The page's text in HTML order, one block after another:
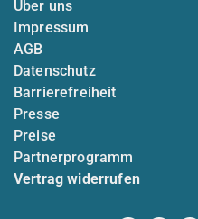
Über uns
Impressum
AGB
Datenschutz
Barrierefreiheit
Presse
Preise
Partnerprogramm
Vertrag widerrufen